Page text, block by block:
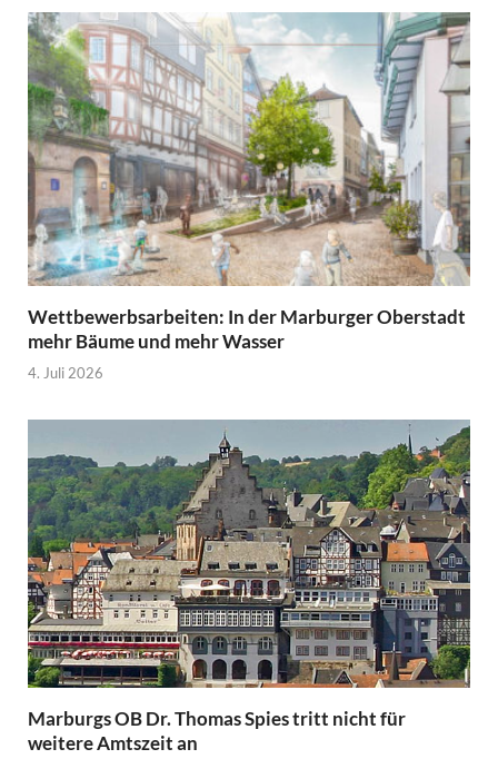
Wettbewerbsarbeiten: In der Marburger Oberstadt
mehr Bäume und mehr Wasser
4. Juli 2026
Marburgs OB Dr. Thomas Spies tritt nicht für
weitere Amtszeit an